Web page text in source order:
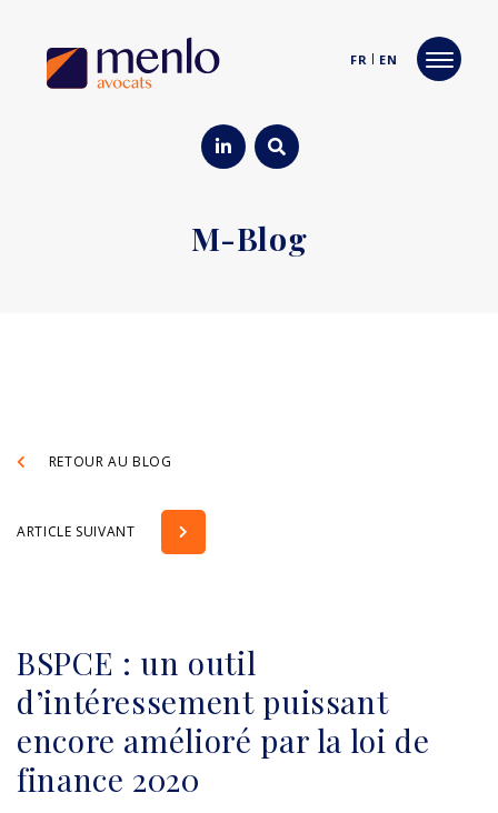
FR EN
M-Blog
RETOUR AU BLOG
ARTICLE SUIVANT
BSPCE : un outil
d’intéressement puissant
encore amélioré par la loi de
finance 2020